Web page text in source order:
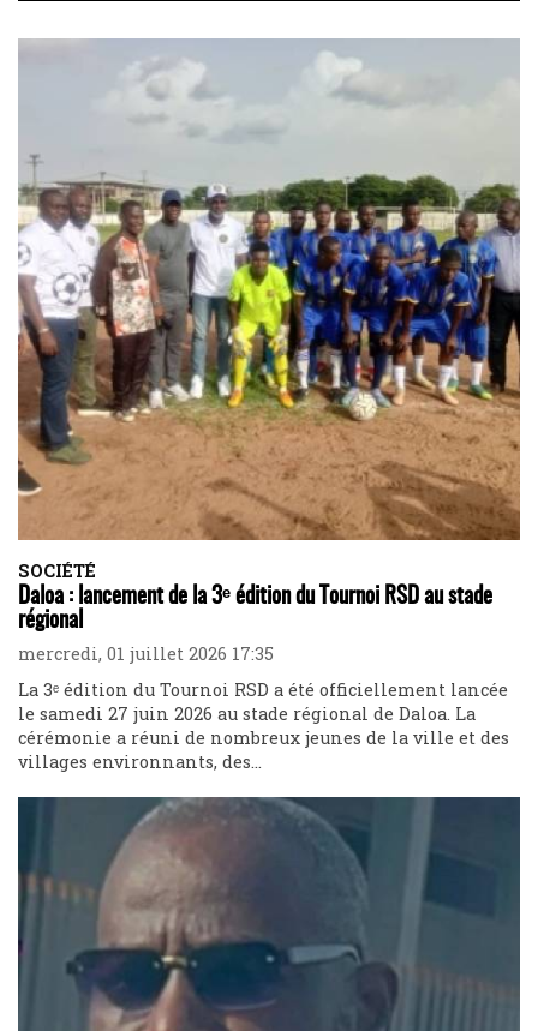
SOCIÉTÉ
Daloa : lancement de la 3ᵉ édition du Tournoi RSD au stade
régional
mercredi, 01 juillet 2026 17:35
La 3ᵉ édition du Tournoi RSD a été officiellement lancée
le samedi 27 juin 2026 au stade régional de Daloa. La
cérémonie a réuni de nombreux jeunes de la ville et des
villages environnants, des...